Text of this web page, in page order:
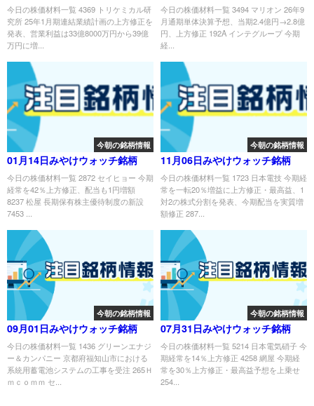
今日の株価材料一覧 4369 トリケミカル研
究所 25年1月期連結業績計画の上方修正を
発表、営業利益は33億8000万円から39億
万円に増...
今日の株価材料一覧 3494 マリオン 26年9
月通期単体決算予想、当期2.4億円→2.8億
円、上方修正 192A インテグループ 今期
経...
今朝の銘柄情報
01月14日みやけウォッチ銘柄
今日の株価材料一覧 2872 セイヒョー 今期
経常を42％上方修正、配当も1円増額
8237 松屋 長期保有株主優待制度の新設
7453 ...
今朝の銘柄情報
11月06日みやけウォッチ銘柄
今日の株価材料一覧 1723 日本電技 今期経
常を一転20％増益に上方修正・最高益、1
対2の株式分割を発表、今期配当を実質増
額修正 287...
今朝の銘柄情報
09月01日みやけウォッチ銘柄
今日の株価材料一覧 1436 グリーンエナジ
ー＆カンパニー 京都府福知山市における
系統用蓄電池システムの工事を受注 265Ｈ
ｍｃｏｍｍ セ...
今朝の銘柄情報
07月31日みやけウォッチ銘柄
今日の株価材料一覧 5214 日本電気硝子 今
期経常を14％上方修正 4258 網屋 今期経
常を30％上方修正・最高益予想を上乗せ
254...